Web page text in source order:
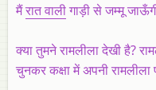
मैंरात वालीगाड़ी से जम्मू
क्या तुमने रामलीला देखी है?
चुनकर कक्षा में अपनी रामलीला